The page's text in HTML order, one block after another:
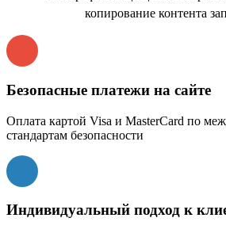
копирование контента
Безопасные платежи на сайте
Оплата картой Visa и MasterCard по
стандартам безопасности
Индивидуальный подход к